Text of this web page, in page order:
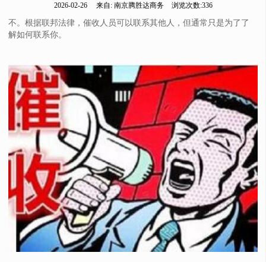
2026-02-26 来自: 南京腾胜达商务 浏览次数:336
不。根据联邦法律，催收人员可以联系其他人，但通常只是为了了
解如何联系你。